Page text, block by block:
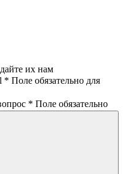
их нам
* Поле обязательно для
* Поле обязательно